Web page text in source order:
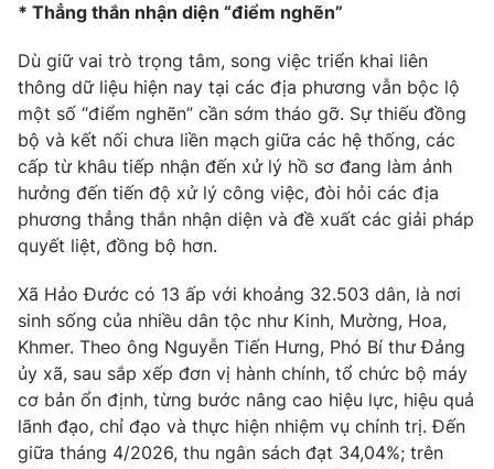
Emagazine Podcast
Photo Infographic
Video Shorts video
VTV Money VTV Thể thao
VTV Sức khoẻ Bất động sản
Thị trường 24h Tấm lòng Việt
VTV4 Vươn mình bằng AI
* Thẳng thắn nhận diện “điểm nghẽn”
Dù giữ vai trò trọng tâm, song việc triển khai liên
thông dữ liệu hiện nay tại các địa phương vẫn bộc lộ
một số “điểm nghẽn” cần sớm tháo gỡ. Sự thiếu đồng
bộ và kết nối chưa liền mạch giữa các hệ thống, các
cấp từ khâu tiếp nhận đến xử lý hồ sơ đang làm ảnh
hưởng đến tiến độ xử lý công việc, đòi hỏi các địa
phương thẳng thắn nhận diện và đề xuất các giải pháp
quyết liệt, đồng bộ hơn.
Xã Hảo Đước có 13 ấp với khoảng 32.503 dân, là nơi
sinh sống của nhiều dân tộc như Kinh, Mường, Hoa,
Khmer. Theo ông Nguyễn Tiến Hưng, Phó Bí thư Đảng
ủy xã, sau sắp xếp đơn vị hành chính, tổ chức bộ máy
cơ bản ổn định, từng bước nâng cao hiệu lực, hiệu quả
lãnh đạo, chỉ đạo và thực hiện nhiệm vụ chính trị. Đến
giữa tháng 4/2026, thu ngân sách đạt 34,04%; trên